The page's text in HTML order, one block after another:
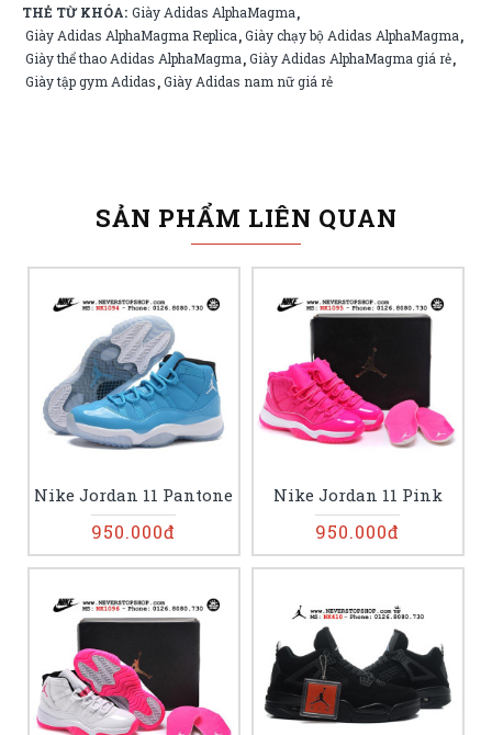
THẺ TỪ KHÓA: Giày Adidas AlphaMagma,
Giày Adidas AlphaMagma Replica,Giày chạy bộ Adidas AlphaMagma,
Giày thể thao Adidas AlphaMagma,Giày Adidas AlphaMagma giá rẻ,
Giày tập gym Adidas,Giày Adidas nam nữ giá rẻ
SẢN PHẨM LIÊN QUAN
Nike Jordan 11 Pantone
950.000đ
Nike Jordan 11 Pink
950.000đ